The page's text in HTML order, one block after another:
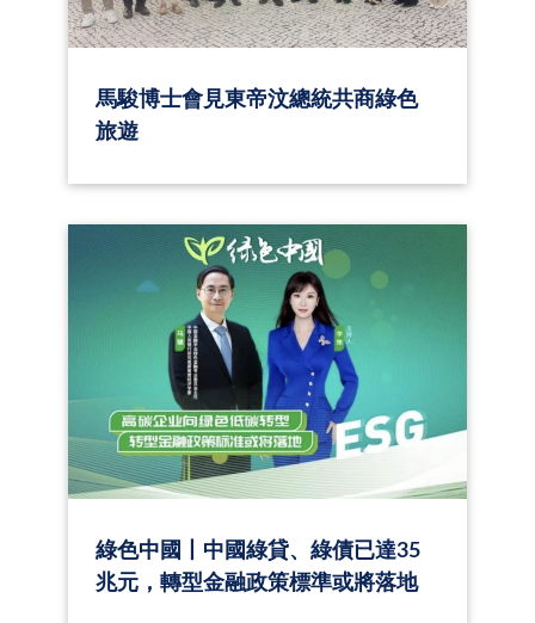
馬駿博士會見東帝汶總統共商綠色
旅遊
綠色中國丨中國綠貸、綠債已達35
兆元，轉型金融政策標準或將落地